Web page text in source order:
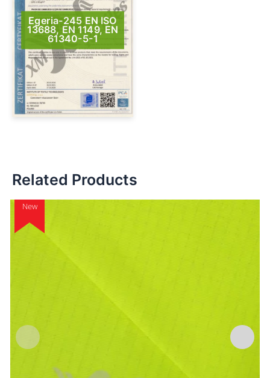
Egeria-245 EN ISO
13688, EN 1149, EN
61340-5-1
Related Products
New